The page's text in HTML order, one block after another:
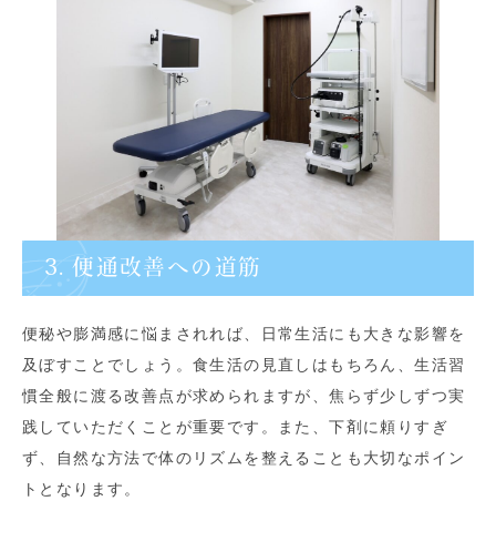
3. 便通改善への道筋
便秘や膨満感に悩まされれば、日常生活にも大きな影響を
及ぼすことでしょう。食生活の見直しはもちろん、生活習
慣全般に渡る改善点が求められますが、焦らず少しずつ実
践していただくことが重要です。また、下剤に頼りすぎ
ず、自然な方法で体のリズムを整えることも大切なポイン
トとなります。